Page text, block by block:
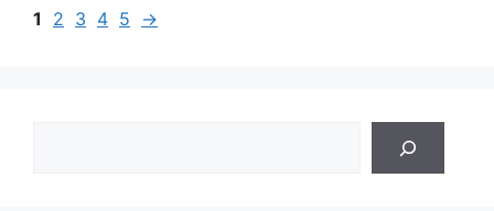
1 2 3 4 5 →